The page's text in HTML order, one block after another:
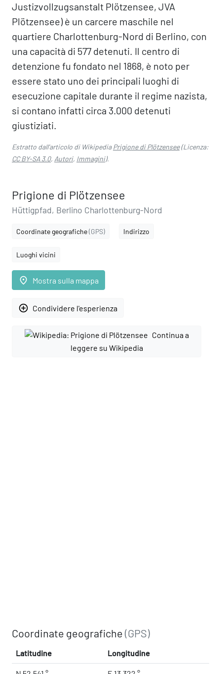
Justizvollzugsanstalt Plötzensee, JVA
Plötzensee) è un carcere maschile nel
quartiere Charlottenburg-Nord di Berlino, con
una capacità di 577 detenuti. Il centro di
detenzione fu fondato nel 1868, è noto per
essere stato uno dei principali luoghi di
esecuzione capitale durante il regime nazista,
si contano infatti circa 3.000 detenuti
giustiziati.
Estratto dall'articolo di WikipediaPrigione di Plötzensee(Licenza:
CC BY-SA 3.0, Autori, Immagini).
Prigione di Plötzensee
Hüttigpfad, Berlino Charlottenburg-Nord
Coordinate geografiche(GPS) Indirizzo
Luoghi vicini
place Mostra sulla mappa
add_circle_outline Condividere l'esperienza
Continua a
leggere su Wikipedia
Coordinate geografiche(GPS)
Latitudine Longitudine